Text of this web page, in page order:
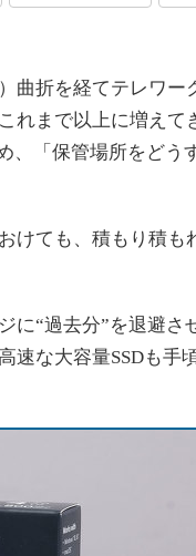
曲折を経てテレワー
れまで以上に増えて
「保管場所をどう
けても、積もり積も
に“過去分”を退避さ
速な大容量SSDも手